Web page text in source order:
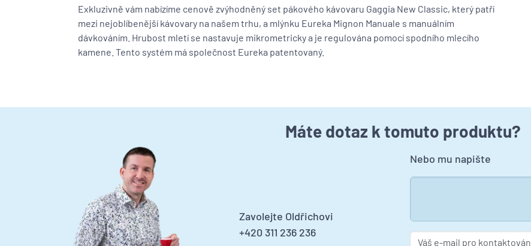
Exkluzivně vám nabízíme cenově zvýhodněný set pákového kávovaru Gaggia New Classic, který patří
mezi nejoblíbenější kávovary na našem trhu, a mlýnku Eureka Mignon Manuale s manuálním
dávkováním. Hrubost mletí se nastavuje mikrometricky a je regulována pomocí spodního mlecího
kamene. Tento systém má společnost Eureka patentovaný.
Máte dotaz k tomuto produktu?
Zavolejte Oldřichovi
+420 311 236 236
Nebo mu napište